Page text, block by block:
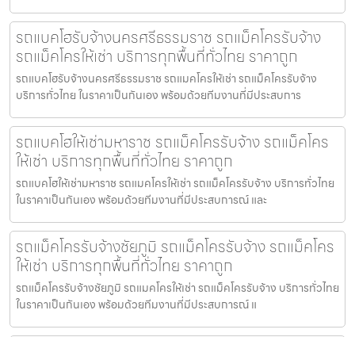
รถแบคโฮรับจ้างนครศรีธรรมราช รถแม็คโครรับจ้าง
รถแม็คโครให้เช่า บริการทุกพื้นที่ทั่วไทย ราคาถูก
รถแบคโฮรับจ้างนครศรีธรรมราช รถแมคโครให้เช่า รถแม็คโครรับจ้าง
บริการทั่วไทย ในราคาเป็นกันเอง พร้อมด้วยทีมงานที่มีประสบการ
รถแบคโฮให้เช่ามหาราช รถแม็คโครรับจ้าง รถแม็คโคร
ให้เช่า บริการทุกพื้นที่ทั่วไทย ราคาถูก
รถแบคโฮให้เช่ามหาราช รถแมคโครให้เช่า รถแม็คโครรับจ้าง บริการทั่วไทย
ในราคาเป็นกันเอง พร้อมด้วยทีมงานที่มีประสบการณ์ และ
รถแม็คโครรับจ้างชัยภูมิ รถแม็คโครรับจ้าง รถแม็คโคร
ให้เช่า บริการทุกพื้นที่ทั่วไทย ราคาถูก
รถแม็คโครรับจ้างชัยภูมิ รถแมคโครให้เช่า รถแม็คโครรับจ้าง บริการทั่วไทย
ในราคาเป็นกันเอง พร้อมด้วยทีมงานที่มีประสบการณ์ แ